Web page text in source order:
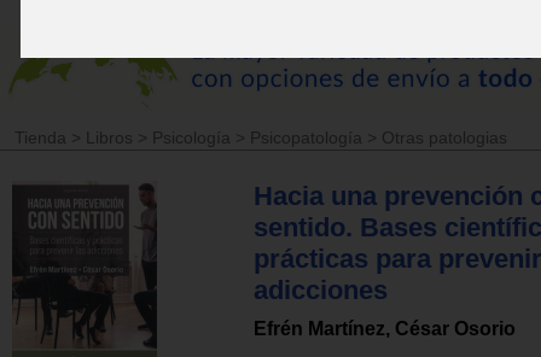
Tienda > Libros > Psicología > Psicopatología > Otras patologias
Hacia una prevención
sentido. Bases
prácticas para
adicciones
Efrén Martínez, César Osorio